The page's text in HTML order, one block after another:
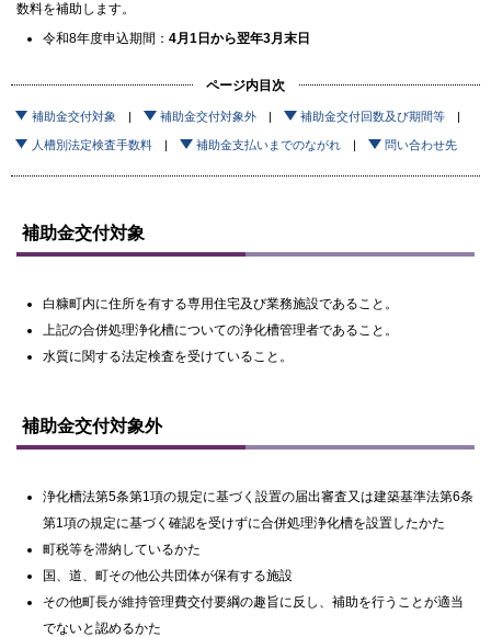
数料を補助します。
令和8年度申込期間： 4月1日から翌年3月末日
ページ内目次
補助金交付対象 補助金交付対象外 補助金交付回数及び期間等
人槽別法定検査手数料 補助金支払いまでのながれ 問い合わせ先
補助金交付対象
白糠町内に住所を有する専用住宅及び業務施設であること。
上記の合併処理浄化槽についての浄化槽管理者であること。
水質に関する法定検査を受けていること。
ッ
プ
に
る
補助金交付対象外
浄化槽法第5条第1項の規定に基づく設置の届出審査又は建築基準法第6条
第1項の規定に基づく確認を受けずに合併処理浄化槽を設置したかた
町税等を滞納しているかた
国、道、町その他公共団体が保有する施設
その他町長が維持管理費交付要綱の趣旨に反し、補助を行うことが適当
でないと認めるかた